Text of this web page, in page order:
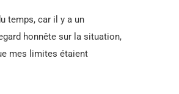
temps, car il y a un
honnête sur la situation,
mes limites étaient